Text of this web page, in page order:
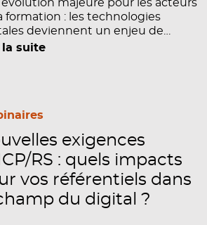
majeure pour les acteurs
formation : les technologies
deviennent un enjeu de
de performance et de preuve
démontrer concrètement
la productivité et la
des organisations ?
la suite
exigences
RS : quels impacts
vos référentiels dans
du digital ?